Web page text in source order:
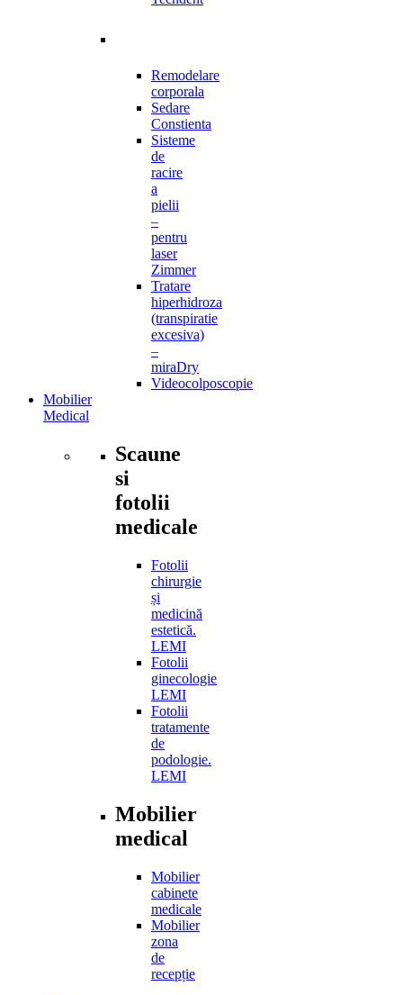
Remodelare
corporala
Sedare
Constienta
Sisteme
de
racire
a
pielii
–
pentru
laser
Zimmer
Tratare
hiperhidroza
(transpiratie
excesiva)
–
miraDry
Videocolposcopie
Mobilier
Medical
Scaune
si
fotolii
medicale
Fotolii
chirurgie
și
medicină
estetică.
LEMI
Fotolii
ginecologie
LEMI
Fotolii
tratamente
de
podologie.
LEMI
Mobilier
medical
Mobilier
cabinete
medicale
Mobilier
zona
de
recepție